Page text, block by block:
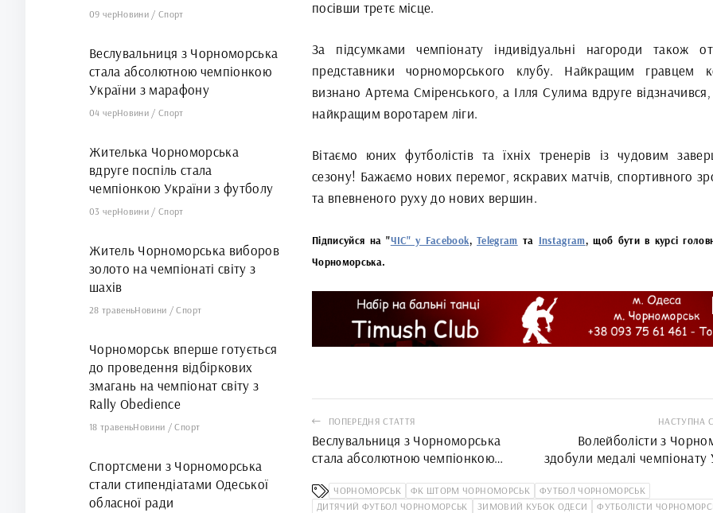
посівши третє місце.
За підсумками чемпіонату індивідуальні нагороди також
представники чорноморського клубу. Найкращим гравцем
визнано Артема Сміренського, а Ілля Сулима вдруге
найкращим воротарем ліги.
Вітаємо юних футболістів та їхніх тренерів із чудовим
сезону! Бажаємо нових перемог, яскравих матчів, спортивного
та впевненого руху до нових вершин.
Підписуйся на "ЧІС" у Facebook,Telegram та Instagram, щоб бути в курсі
Чорноморська.
ПОПЕРЕДНЯ СТАТТЯ
Веслувальниця з Чорноморська
стала абсолютною чемпіонкою
НАСТУПНА
Волейболісти з
здобули медалі чемпіонату
ЧОРНОМОРСЬК ФК ШТОРМ ЧОРНОМОРСЬК
ФУТБОЛ ЧОРНОМОРСЬК
ДИТЯЧИЙ ФУТБОЛ ЧОРНОМОРСЬК
ЗИМОВИЙ КУБОК ОДЕСИ
ФУТБОЛІСТИ
09 черНовини /Спорт
Веслувальниця з Чорноморська
стала абсолютною чемпіонкою
України з марафону
04 черНовини /Спорт
Жителька Чорноморська
вдруге поспіль стала
чемпіонкою України з футболу
03 черНовини /Спорт
Житель Чорноморська виборов
золото на чемпіонаті світу з
шахів
28 травеньНовини /Спорт
Чорноморськ вперше готується
до проведення відбіркових
змагань на чемпіонат світу з
Rally Obedience
18 травеньНовини /Спорт
Спортсмени з Чорноморська
стали стипендіатами Одеської
обласної ради